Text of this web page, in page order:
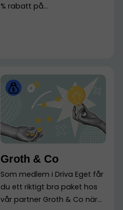
% rabatt på...
Groth & Co
Som medlem i Driva Eget får
du ett riktigt bra paket hos
vår partner Groth & Co när...